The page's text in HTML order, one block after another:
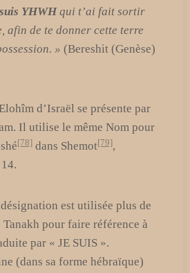
YHWHqui t’ai fait sortir
afin de te donner cette terre
» (Bereshit (Genèse)
d’Israël se présente par
Il utilise le même Nom pour
[78] dans Shemot[79],
est utilisée plus de
pour faire référence à
par « JE SUIS ».
(dans sa forme hébraïque)